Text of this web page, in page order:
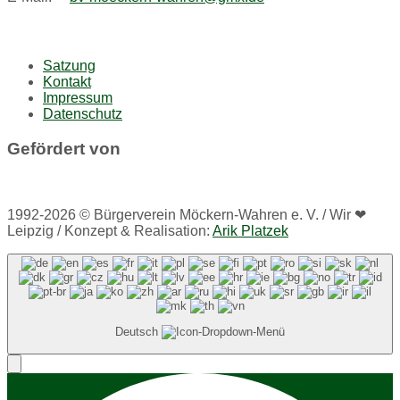
Satzung
Kontakt
Impressum
Datenschutz
Gefördert von
1992-2026 © Bürgerverein Möckern-Wahren e. V. / Wir ❤
Leipzig / Konzept & Realisation: Arik Platzek
Deutsch